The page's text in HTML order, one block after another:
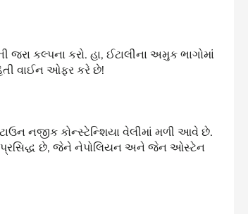
કલ્પના કરો. હા, ઈટાલીના અમુક ભાગોમાં
વાઈન ઓફર કરે છે!
નજીક કોન્સ્ટેન્શિયા વેલીમાં મળી આવે છે.
પ્રસિદ્ધ છે, જેને નેપોલિયન અને જેન ઓસ્ટેન